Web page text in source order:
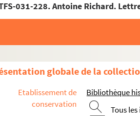
031-228. Antoine Richard.
globale de la
Etablissement de
conservation
Bibliothèque
Tous